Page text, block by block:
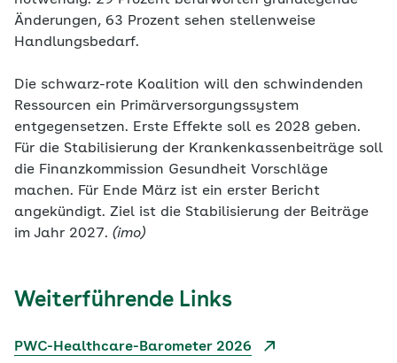
Änderungen, 63 Prozent sehen stellenweise
Handlungsbedarf.
Die schwarz-rote Koalition will den schwindenden
Ressourcen ein Primärversorgungssystem
entgegensetzen. Erste Effekte soll es 2028 geben.
Für die Stabilisierung der Krankenkassenbeiträge soll
die Finanzkommission Gesundheit Vorschläge
machen. Für Ende März ist ein erster Bericht
angekündigt. Ziel ist die Stabilisierung der Beiträge
im Jahr 2027. (imo)
Weiterführende Links
PWC-Healthcare-Barometer 2026